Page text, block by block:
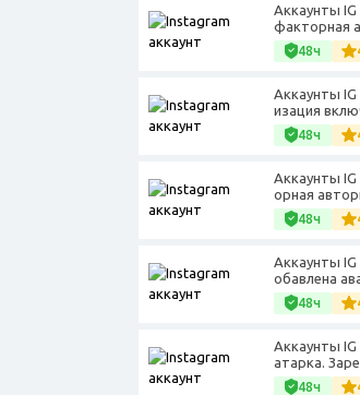
Аккаунты
факторная
48ч
Аккаунты
изация
48ч
Аккаунты
орная
48ч
Аккаунты
обавлена
48ч
Аккаунты
атарка.
48ч